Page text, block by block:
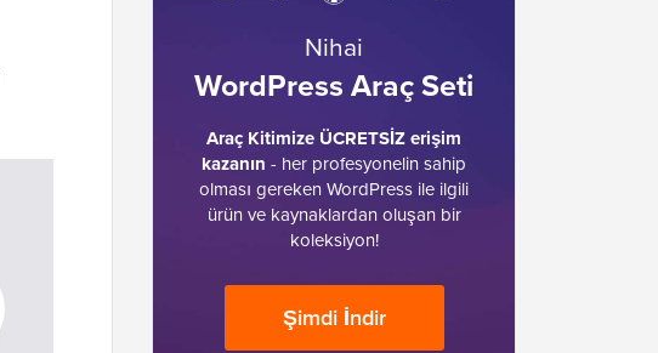
Nihai
WordPress Araç Seti
Araç Kitimize ÜCRETSİZ erişim
kazanın - her profesyonelin sahip
olması gereken WordPress ile ilgili
ürün ve kaynaklardan oluşan bir
koleksiyon!
Şimdi İndir